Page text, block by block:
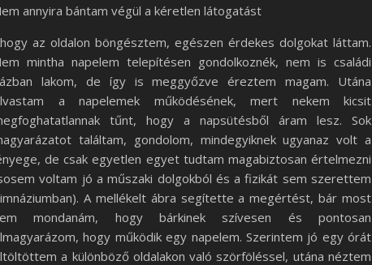
annyira bántam végül a kéretlen látogatást
az oldalon böngésztem, egészen érdekes dolgokat láttam.
mintha napelem telepítésen gondolkoznék, nem is családi
lakom, de így is meggyőzve éreztem magam. Utána
a napelemek működésének, mert nekem kicsit
tűnt, hogy a napsütésből áram lesz. Sok
találtam, gondolom, mindegyiknek ugyanaz volt a
de csak egyetlen egyet tudtam magabiztosan értelmezni
voltam jó a műszaki dolgokból és a fizikát sem szerettem
A mellékelt ábra segítette a megértést, bár most
mondanám, hogy bárkinek szívesen és pontosan
hogy működik egy napelem. Szerintem jó egy órát
a különböző oldalakon való szörföléssel, utána néztem